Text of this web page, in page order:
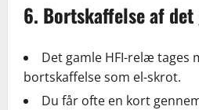
6. Bortskaffelse af
Det gamle HFI-relæ tages
bortskaffelse som el-skrot.
Du får ofte en kort